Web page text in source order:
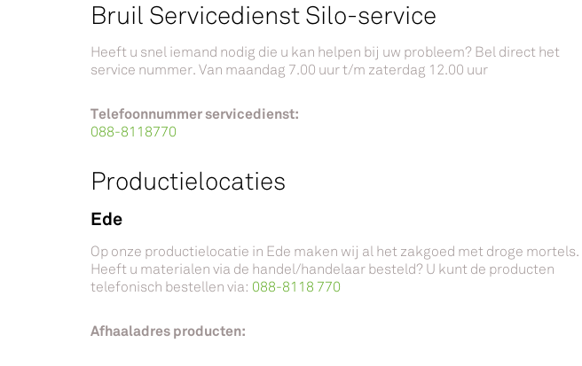
Bruil Servicedienst Silo-service
Heeft u snel iemand nodig die u kan helpen bij uw probleem? Bel direct het
service nummer. Van maandag 7.00 uur t/m zaterdag 12.00 uur
Telefoonnummer servicedienst:
088-8118770
Productielocaties
Ede
Op onze productielocatie in Ede maken wij al het zakgoed met droge mortels.
Heeft u materialen via de handel/handelaar besteld? U kunt de producten
telefonisch bestellen via: 088-8118 770
Afhaaladres producten: